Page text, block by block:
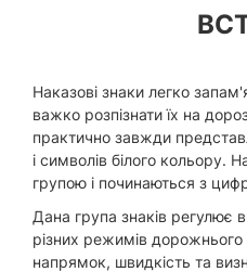
Наказові знаки легко
важко розпізнати їх на
практично завжди
і символів білого кольору.
групою і починаються з
Дана група знаків регулює
різних режимів
напрямок, швидкість та